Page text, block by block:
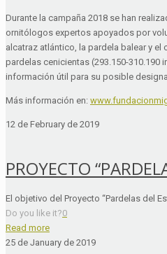
Durante la campaña 2018 se han
ornitólogos expertos apoyados por
alcatraz atlántico, la pardela balear y
pardelas cenicientas (293.150-
información útil para su posible
Más información en:
12 de February de 2019
PROYECTO
El objetivo del Proyecto “Pardelas del
Do you like it?0
Read more
25 de January de 2019